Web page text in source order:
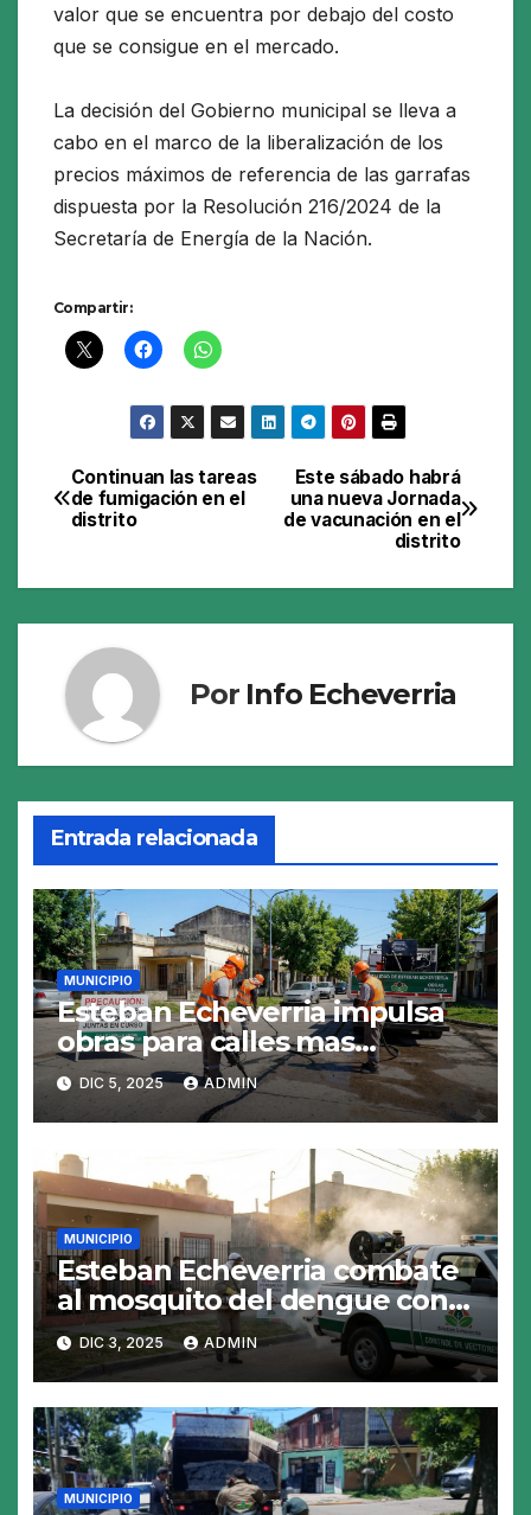
valor que se encuentra por debajo del costo
que se consigue en el mercado.
La decisión del Gobierno municipal se lleva a
cabo en el marco de la liberalización de los
precios máximos de referencia de las garrafas
dispuesta por la Resolución 216/2024 de la
Secretaría de Energía de la Nación.
Compartir:
Navegación
de
entradas
Este sábado habrá
una nueva Jornada
de vacunación en el
distrito
Continuan las tareas
de fumigación en el
distrito
Por Info Echeverria
Entrada relacionada
MUNICIPIO
Esteban Echeverria impulsa
obras para calles mas
resistentes y seguras
DIC 5, 2025 ADMIN
MUNICIPIO
Esteban Echeverria combate
al mosquito del dengue con
fumigacion
DIC 3, 2025 ADMIN
MUNICIPIO